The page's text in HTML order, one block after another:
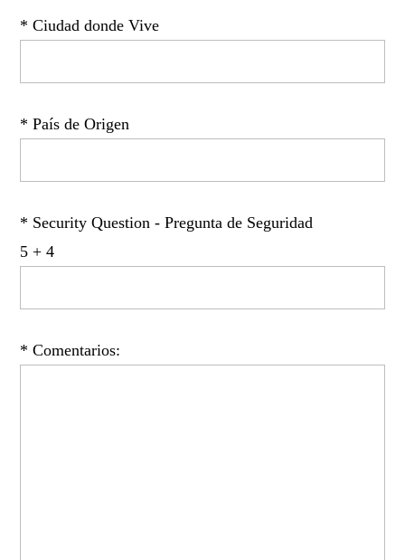
* Ciudad donde Vive
* País de Origen
* Security Question - Pregunta de Seguridad
5 + 4
* Comentarios: